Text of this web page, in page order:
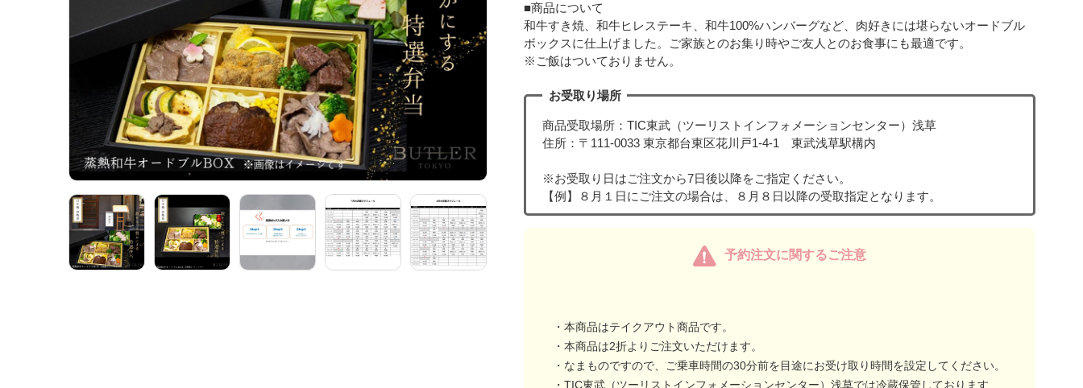
■商品について
和牛すき焼、和牛ヒレステーキ、和牛100%ハンバーグなど、肉好きには堪らないオードブル
ボックスに仕上げました。ご家族とのお集り時やご友人とのお食事にも最適です。
※ご飯はついておりません。
お受取り場所
商品受取場所：TIC東武（ツーリストインフォメーションセンター）浅草
住所：〒111-0033 東京都台東区花川戸1-4-1 東武浅草駅構内
※お受取り日はご注文から7日後以降をご指定ください。
【例】８月１日にご注文の場合は、８月８日以降の受取指定となります。
予約注文に関するご注意
・本商品はテイクアウト商品です。
・本商品は2折よりご注文いただけます。
・なまものですので、ご乗車時間の30分前を目途にお受け取り時間を設定してください。
・TIC東武（ツーリストインフォメーションセンター）浅草では冷蔵保管しております